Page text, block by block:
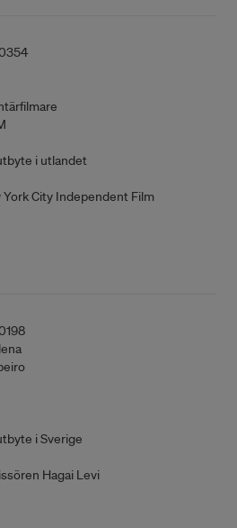
i utlandet
York City Independent Film
i Sverige
Hagai Levi